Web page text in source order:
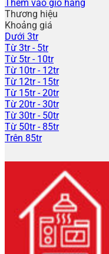
Thêm vào giỏ hàng
Thương hiệu
Khoảng giá
Dưới 3tr
Từ 3tr - 5tr
Từ 5tr - 10tr
Từ 10tr - 12tr
Từ 12tr - 15tr
Từ 15tr - 20tr
Từ 20tr - 30tr
Từ 30tr - 50tr
Từ 50tr - 85tr
Trên 85tr